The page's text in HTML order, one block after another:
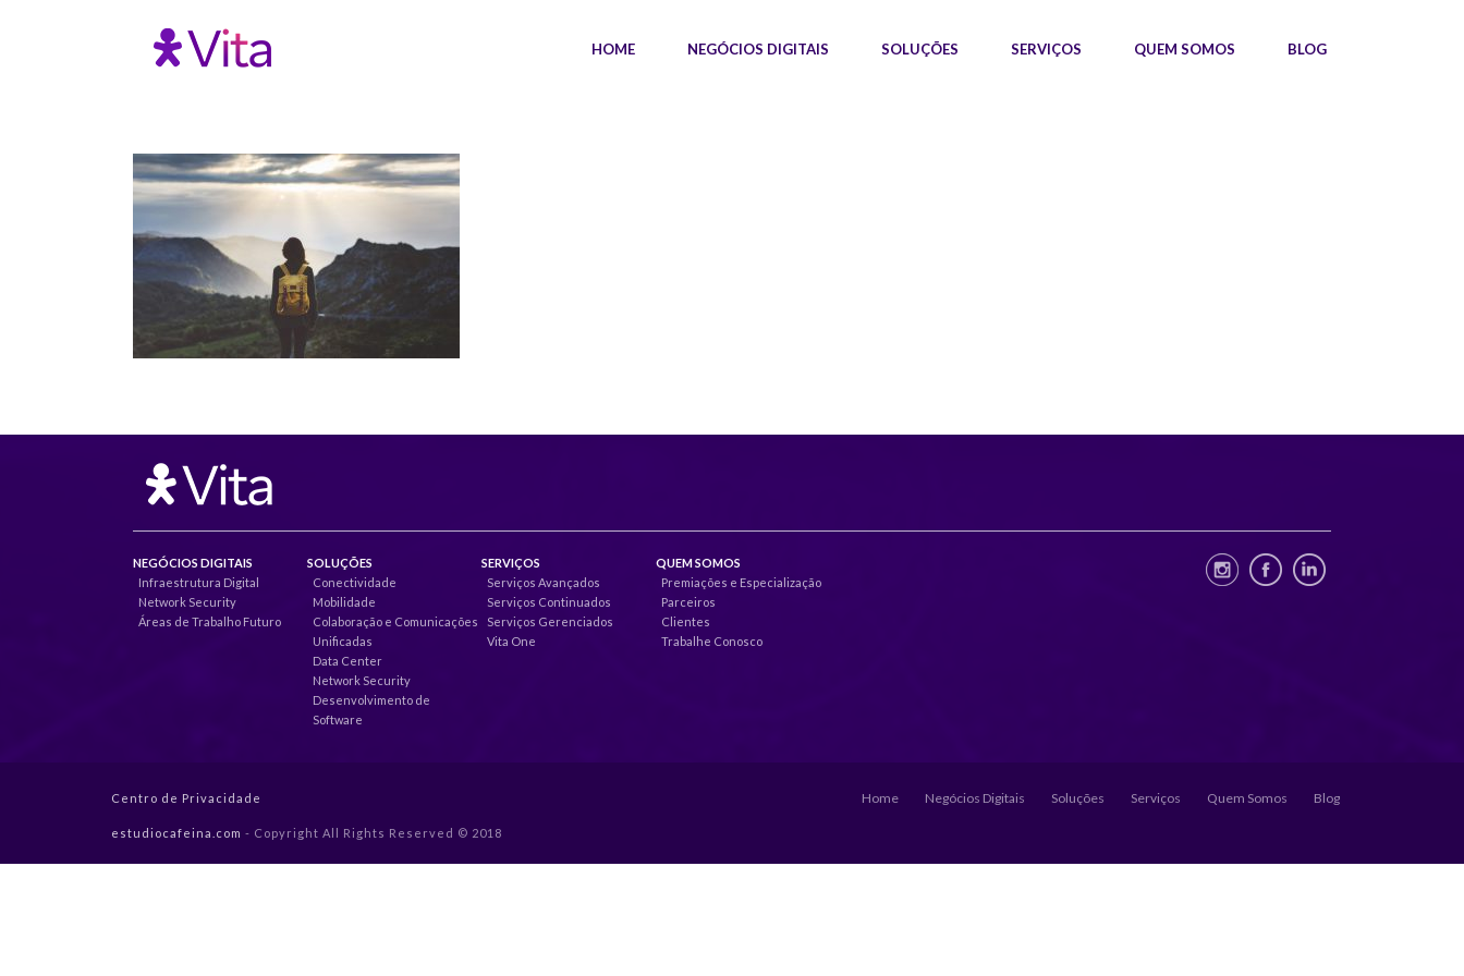
HOME NEGÓCIOS DIGITAIS SOLUÇÕES SERVIÇOS QUEM SOMOS BLOG
NEGÓCIOS DIGITAIS
Infraestrutura Digital
Network Security
Áreas de Trabalho Futuro
SOLUÇÕES
Conectividade
Mobilidade
Colaboração e Comunicações
Unificadas
Data Center
Network Security
Desenvolvimento de
Software
SERVIÇOS
Serviços Avançados
Serviços Continuados
Serviços Gerenciados
Vita One
QUEM SOMOS
Premiações e Especialização
Parceiros
Clientes
Trabalhe Conosco
Centro de Privacidade
estudiocafeina.com - Copyright All Rights Reserved © 2018
Home Negócios Digitais Soluções Serviços Quem Somos Blog